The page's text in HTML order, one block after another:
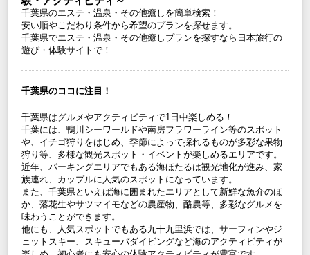
千葉県のエステ・温泉・その他癒しを簡単検索！
安い順やこだわり条件から希望のプランを探せます。
千葉県でエステ・温泉・その他癒しプランを探すなら日本旅行の
遊び・体験サイトで！
千葉県のココに注目！
千葉県はグルメやアクティビティで1日中楽しめる！
千葉には、鴨川シーワールドや南房フラワーライン等のスポット
や、イチゴ狩りをはじめ、季節によって採れるものが多彩な果物
狩り等、多様な観光スポット・イベントが楽しめるエリアです。
近年、パーキングエリアでもある海ほたるは観光地化が進み、家
族連れ、カップルに人気のスポットになっています。
また、千葉県といえば海に囲まれたエリアとして新鮮な魚介のほ
か、落花生やサツマイモなどの農産物、酪農等、多彩なグルメを
味わうことができます。
他にも、人気スポットでもある九十九里浜では、サーフィンやジ
ェットスキー、スキューバダイビングなど海のアクティビティが